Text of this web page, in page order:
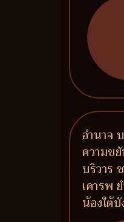
อำนาจ
ความข
บริวาร
เคารพ
น้องใต้